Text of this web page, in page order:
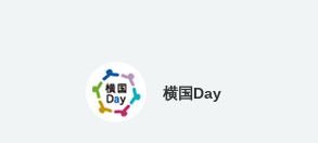
横国Day